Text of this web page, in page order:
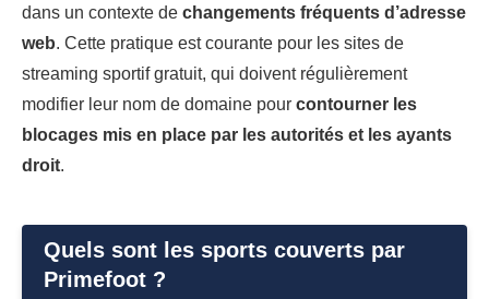
dans un contexte de changements fréquents d’adresse
web. Cette pratique est courante pour les sites de
streaming sportif gratuit, qui doivent régulièrement
modifier leur nom de domaine pour contourner les
blocages mis en place par les autorités et les ayants
droit.
Quels sont les sports couverts par
Primefoot ?